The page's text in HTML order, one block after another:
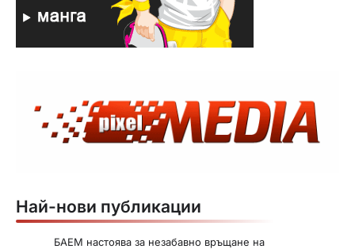
Най-нови публикации
БАЕМ настоява за незабавно връщане на